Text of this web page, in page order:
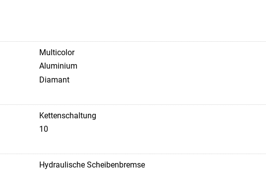
Multicolor
Aluminium
Diamant
Kettenschaltung
10
Hydraulische Scheibenbremse